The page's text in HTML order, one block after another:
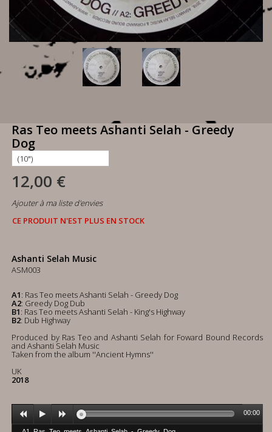
Ras Teo meets Ashanti Selah - Greedy
Dog
12,00 €
Ajouter à ma liste d'envies
CE PRODUIT N'EST PLUS EN STOCK
Ashanti Selah Music
ASM003
A1: Ras Teo meets Ashanti Selah - Greedy Dog
A2: Greedy Dog Dub
B1: Ras Teo meets Ashanti Selah - King's Highway
B2: Dub Highway
Produced by Ras Teo and Ashanti Selah for Foward Bound Records
and Ashanti Selah Music
Taken from the album ''Ancient Hymns''
UK
2018
00:00